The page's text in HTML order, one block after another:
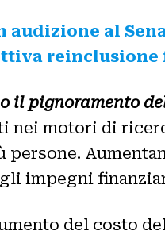
al
pignoramento
nei motori di
impegni
del costo